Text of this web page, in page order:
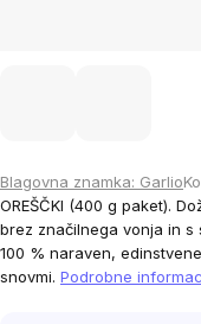
Blagovna znamka: Garlio
OREŠČKI (400 g paket).
brez značilnega vonja in s
100 % naraven,
snovmi. Podrobne